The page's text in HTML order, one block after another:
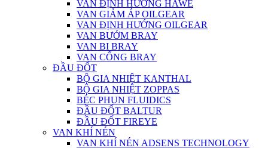
VAN ĐỊNH HƯỚNG HAWE
VAN GIẢM ÁP OILGEAR
VAN ĐỊNH HƯỚNG OILGEAR
VAN BƯỚM BRAY
VAN BI BRAY
VAN CỔNG BRAY
ĐẦU ĐỐT
BỘ GIA NHIỆT KANTHAL
BỘ GIA NHIỆT ZOPPAS
BÉC PHUN FLUIDICS
ĐẦU ĐỐT BALTUR
ĐẦU ĐỐT FIREYE
VAN KHÍ NÉN
VAN KHÍ NÉN ADSENS TECHNOLOGY